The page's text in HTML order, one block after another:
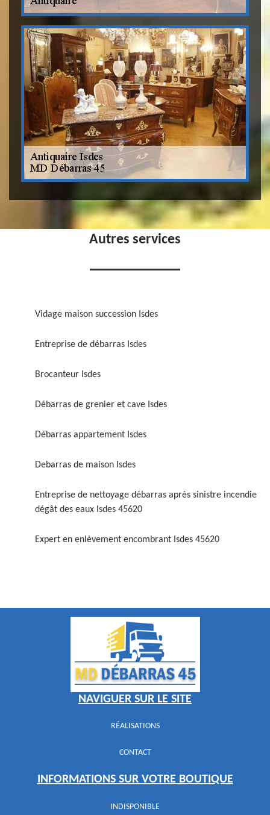
Autres services
Vidage maison succession Isdes
Entreprise de débarras Isdes
Brocanteur Isdes
Débarras de grenier et cave Isdes
Débarras appartement Isdes
Debarras de maison Isdes
Entreprise de nettoyage débarras après sinistre incendie
dégât des eaux Isdes 45620
Expert en enlèvement encombrant Isdes 45620
NAVIGUER SUR LE SITE
RÉALISATIONS
CONTACT
INFORMATIONS SUR VOTRE BOUTIQUE
INDISPONIBLE